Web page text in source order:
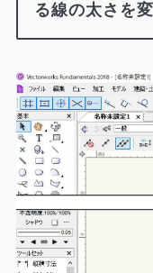
る線の太さを